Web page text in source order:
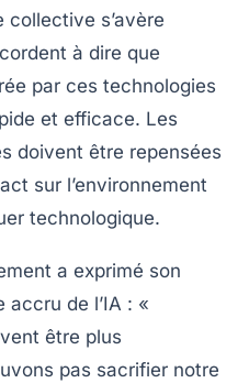
collective s’avère
à dire que
par ces technologies
et efficace. Les
doivent être repensées
sur l’environnement
technologique.
a exprimé son
accru de l’IA : «
être plus
pas sacrifier notre